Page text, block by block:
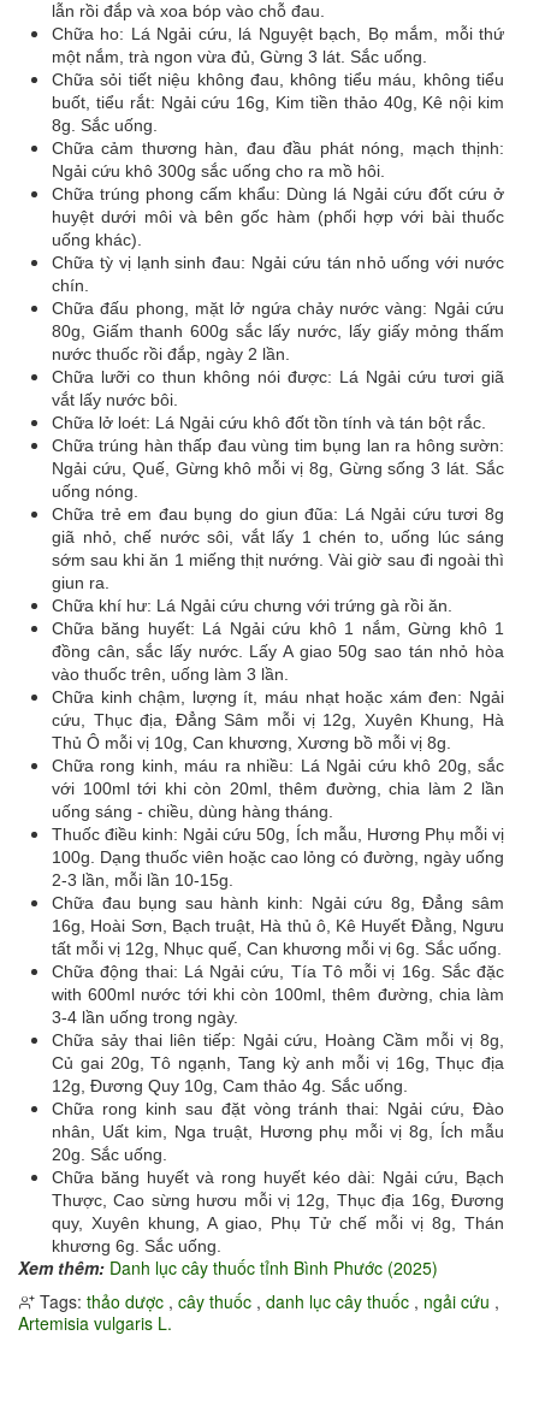
lẫn rồi đắp và xoa bóp vào chỗ đau.
Chữa ho: Lá Ngải cứu, lá Nguyệt bạch, Bọ mắm, mỗi thứ
một nắm, trà ngon vừa đủ, Gừng 3 lát. Sắc uống.
Chữa sỏi tiết niệu không đau, không tiểu máu, không tiểu
buốt, tiểu rắt: Ngải cứu 16g, Kim tiền thảo 40g, Kê nội kim
8g. Sắc uống.
Chữa cảm thương hàn, đau đầu phát nóng, mạch thịnh:
Ngải cứu khô 300g sắc uống cho ra mồ hôi.
Chữa trúng phong cấm khẩu: Dùng lá Ngải cứu đốt cứu ở
huyệt dưới môi và bên gốc hàm (phối hợp với bài thuốc
uống khác).
Chữa tỳ vị lạnh sinh đau: Ngải cứu tán nhỏ uống với nước
chín.
Chữa đấu phong, mặt lở ngứa chảy nước vàng: Ngải cứu
80g, Giấm thanh 600g sắc lấy nước, lấy giấy mỏng thấm
nước thuốc rồi đắp, ngày 2 lần.
Chữa lưỡi co thun không nói được: Lá Ngải cứu tươi giã
vắt lấy nước bôi.
Chữa lở loét: Lá Ngải cứu khô đốt tồn tính và tán bột rắc.
Chữa trúng hàn thấp đau vùng tim bụng lan ra hông sườn:
Ngải cứu, Quế, Gừng khô mỗi vị 8g, Gừng sống 3 lát. Sắc
uống nóng.
Chữa trẻ em đau bụng do giun đũa: Lá Ngải cứu tươi 8g
giã nhỏ, chế nước sôi, vắt lấy 1 chén to, uống lúc sáng
sớm sau khi ăn 1 miếng thịt nướng. Vài giờ sau đi ngoài thì
giun ra.
Chữa khí hư: Lá Ngải cứu chưng với trứng gà rồi ăn.
Chữa băng huyết: Lá Ngải cứu khô 1 nắm, Gừng khô 1
đồng cân, sắc lấy nước. Lấy A giao 50g sao tán nhỏ hòa
vào thuốc trên, uống làm 3 lần.
Chữa kinh chậm, lượng ít, máu nhạt hoặc xám đen: Ngải
cứu, Thục địa, Đẳng Sâm mỗi vị 12g, Xuyên Khung, Hà
Thủ Ô mỗi vị 10g, Can khương, Xương bồ mỗi vị 8g.
Chữa rong kinh, máu ra nhiều: Lá Ngải cứu khô 20g, sắc
với 100ml tới khi còn 20ml, thêm đường, chia làm 2 lần
uống sáng - chiều, dùng hàng tháng.
Thuốc điều kinh: Ngải cứu 50g, Ích mẫu, Hương Phụ mỗi vị
100g. Dạng thuốc viên hoặc cao lỏng có đường, ngày uống
2-3 lần, mỗi lần 10-15g.
Chữa đau bụng sau hành kinh: Ngải cứu 8g, Đẳng sâm
16g, Hoài Sơn, Bạch truật, Hà thủ ô, Kê Huyết Đằng, Ngưu
tất mỗi vị 12g, Nhục quế, Can khương mỗi vị 6g. Sắc uống.
Chữa động thai: Lá Ngải cứu, Tía Tô mỗi vị 16g. Sắc đặc
with 600ml nước tới khi còn 100ml, thêm đường, chia làm
3-4 lần uống trong ngày.
Chữa sảy thai liên tiếp: Ngải cứu, Hoàng Cầm mỗi vị 8g,
Củ gai 20g, Tô ngạnh, Tang kỳ anh mỗi vị 16g, Thục địa
12g, Đương Quy 10g, Cam thảo 4g. Sắc uống.
Chữa rong kinh sau đặt vòng tránh thai: Ngải cứu, Đào
nhân, Uất kim, Nga truật, Hương phụ mỗi vị 8g, Ích mẫu
20g. Sắc uống.
Chữa băng huyết và rong huyết kéo dài: Ngải cứu, Bạch
Thược, Cao sừng hươu mỗi vị 12g, Thục địa 16g, Đương
quy, Xuyên khung, A giao, Phụ Tử chế mỗi vị 8g, Thán
khương 6g. Sắc uống.
Xem thêm: Danh lục cây thuốc tỉnh Bình Phước (2025)
Tags: thảo dược , cây thuốc , danh lục cây thuốc , ngải cứu ,
Artemisia vulgaris L.